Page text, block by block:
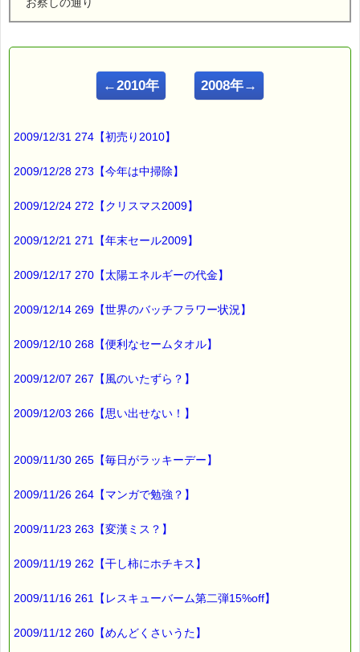
ルコ＠千葉るみこ （主婦、二児の母） でございます。
■ｅパスタイム通信 2009.05.07 VOL.206号
先日旅立った
若夫婦とは、
今まで何度かご紹介した
「山鳩」なんです。
３月の下旬
道路脇の植え込みの中に
巣作りをしている
実は、
発見していました。
去年は
そっとしておいたんですが、
今年は
←2010年 2008年→
2009/12/31 274【初売り2010】
2009/12/28 273【今年は中掃除】
2009/12/24 272【クリスマス2009】
2009/12/21 271【年末セール2009】
2009/12/17 270【太陽エネルギーの代金】
2009/12/14 269【世界のバッチフラワー状況】
2009/12/10 268【便利なセームタオル】
2009/12/07 267【風のいたずら？】
2009/12/03 266【思い出せない！】
2009/11/30 265【毎日がラッキーデー】
2009/11/26 264【マンガで勉強？】
2009/11/23 263【変漢ミス？】
2009/11/19 262【干し柿にホチキス】
2009/11/16 261【レスキューバーム第二弾15%off】
2009/11/12 260【めんどくさいうた】